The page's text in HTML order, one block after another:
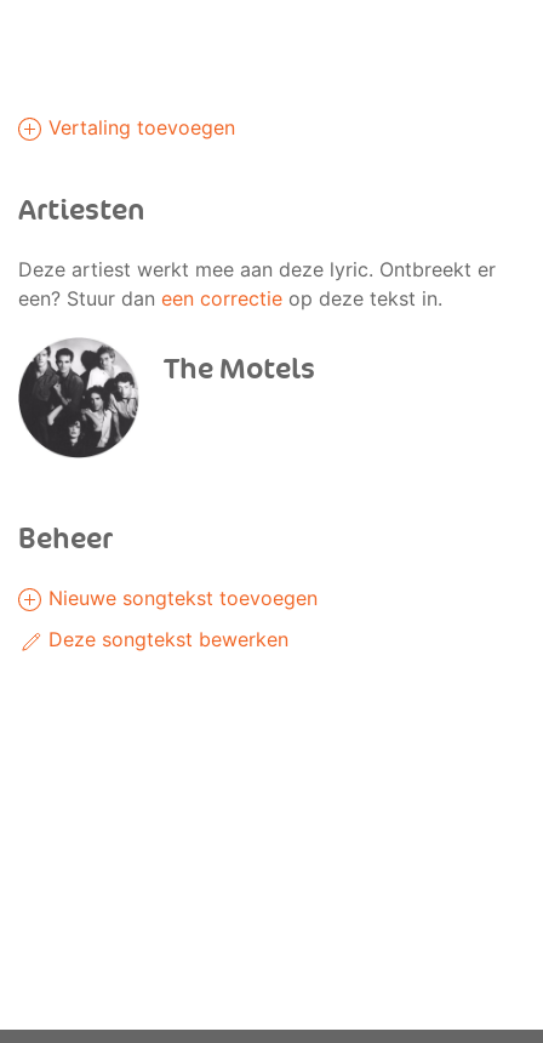
Vertaling toevoegen
Artiesten
Deze artiest werkt mee aan deze lyric. Ontbreekt er
een? Stuur dan een correctie op deze tekst in.
The Motels
Beheer
Nieuwe songtekst toevoegen
Deze songtekst bewerken